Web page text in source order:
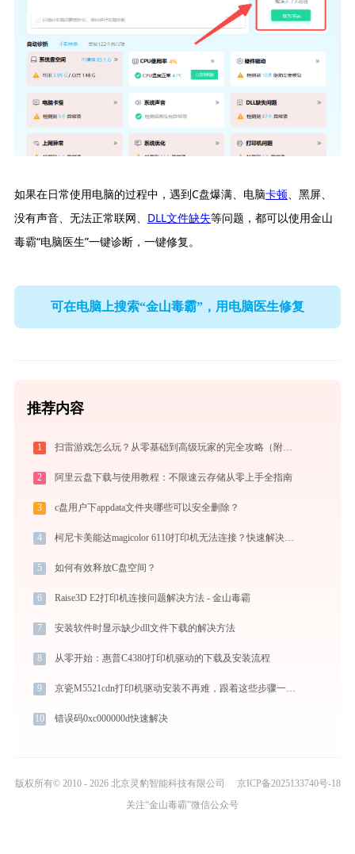
如果在日常使用电脑的过程中，遇到C盘爆满、电脑卡顿、黑屏、
没有声音、无法正常联网、 DLL文件缺失等问题，都可以使用金山
毒霸“电脑医生”一键诊断，一键修复。
可在电脑上搜索“金山毒霸”，用电脑医生修复
推荐内容
1 扫雷游戏怎么玩？从零基础到高级玩家的完全攻略（附必胜技巧）
2 阿里云盘下载与使用教程：不限速云存储从零上手全指南
3 c盘用户下appdata文件夹哪些可以安全删除？
4 柯尼卡美能达magicolor 6110打印机无法连接？快速解决方法 - 金山毒霸
5 如何有效释放C盘空间？
6 Raise3D E2打印机连接问题解决方法 - 金山毒霸
7 安装软件时显示缺少dll文件下载的解决方法
8 从零开始：惠普C4380打印机驱动的下载及安装流程
9 京瓷M5521cdn打印机驱动安装不再难，跟着这些步骤一学就会
10 错误码0xc000000d快速解决
版权所有© 2010 - 2026 北京灵豹智能科技有限公司
京ICP备2025133740号-18
关注“金山毒霸”微信公众号